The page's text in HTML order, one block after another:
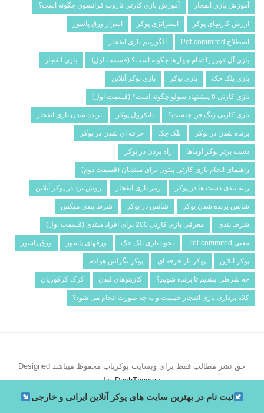
آموزش بازی انفجار آموزش بازی کارتی تاروت فرانسوی چگونه است؟
ارزش کارتهای پوکر استراتژی پوکر اسرار ورق پاسور
اصطلاح Pot-commited الگوریتم بازی انفجار
بازی آل فورز یا تمام چهارها چگونه است؟ (قسمت اول) بازی انفجار
بازی بلک جک بازی پوکر بازی پوکر آنلاین
بازی کارتی 6 پیشنهاد سولو چگونه است؟ (قسمت اول)
بازی کارتی ژنگ فن چیست؟ بانکرول پوکر برنده شدن بازی انفجار
برنده شدن در پوکر بلک جک حرفه ای شدن در پوکر
دست برتر پوکر اوماها راه بردن در پوکر
راهنمای انجام بازی کارتی پنتون برای مبتدیان (قسمت دوم)
رتبه بندی دست ها در پوکر رمز بازی انفجار روش برد در پوکر آنلاین
شانس برنده شدن پوکر شانس در پوکر شرط­ بندی میکس
شرط بندی معرفی بازی کارتی 200 برای افراد مبتدی (قسمت اول)
معنی Pot-commited نحوه بازی بلک جک ورقهای پاسور ورق پاسور
پوکر آنلاین پوکر باز حرفه ای پوکر تگزاس هولدم
چه شرطی ببندیم تا برنده شویم؟ کازینوهای لندن کرک کرکوریان
کلاه برداری بازی انفجار چیست و به چه صورت انجام می شود؟
حق نشر مطالب فقط برای وبسایت پوکریاب محفوظ میباشد Designed
by DashThemes
ثبت نام در بهترین سایت های پوکر آنلاین ایرانی و خارجی